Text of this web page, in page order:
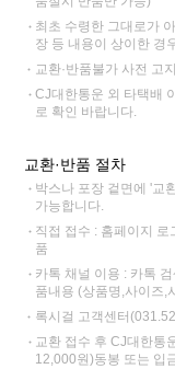
최초 수령한 그대로가
장 등 내용이 상이한 경
교환·반품불가 사전 고
CJ대한통운 외 타택배
로 확인 바랍니다.
교환·반품 절차
박스나 포장 겉면에 '교
가능합니다.
직접 접수 : 홈페이지
품
카톡 채널 이용 : 카톡
품내용 (상품명,사이즈,
록시걸 고객센터
교환 접수 후 CJ대한통
12,000원)동봉 또는 입